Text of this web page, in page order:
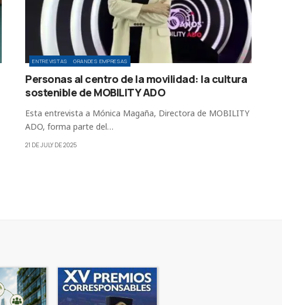
ENTREVISTAS GRANDES EMPRESAS
Personas al centro de la movilidad: la cultura
sostenible de MOBILITY ADO
Esta entrevista a Mónica Magaña, Directora de MOBILITY
ADO, forma parte del…
21 DE JULY DE 2025